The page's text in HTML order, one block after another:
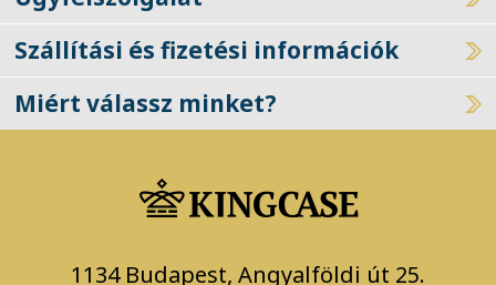
Ügyfélszolgálat
Szállítási és fizetési információk
Miért válassz minket?